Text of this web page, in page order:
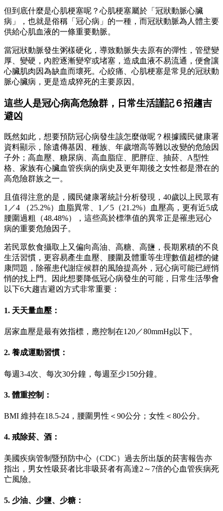
但到底什麼是心肌梗塞呢？心肌梗塞屬於「冠狀動脈心臟
病」，也就是俗稱「冠心病」的一種，而冠狀動脈為人體主要
供給心肌血液的一條重要動脈。
當冠狀動脈發生粥樣硬化，導致動脈失去原有的彈性，管壁變
厚、變硬，內腔逐漸變窄或堵塞，造成血液不易流通，便會讓
心臟肌肉因為缺血而壞死。心絞痛、心肌梗塞是常見的冠狀動
脈心臟病，更是造成猝死的主要原因。
這些人是冠心病高危險群，日常生活謹記６招趨吉
避凶
既然如此，想要預防冠心病發生該怎麼做呢？根據國民健康署
資料顯示，除遺傳基因、種族、年歲增高等難以改變的危險因
子外；高血壓、糖尿病、高血脂症、肥胖症、抽菸、A型性
格、家族有心臟血管疾病的病史及更年期後之女性都是潛在的
高危險群族之一。
且值得注意的是，國民健康署統計分析發現，40歲以上民眾有
1／4 （25.2%）血脂異常、1／5（21.2%）血壓高，更有近5成
腰圍過粗（48.48%），這些高於標準值的異常正是罹患冠心
病的重要危險因子。
若民眾飲食攝取上又偏向高油、高糖、高鹽，長期累積的不良
生活習慣，更容易產生血壓、腰圍及體重等生理數值超標的健
康問題，除罹患代謝症候群的風險提高外，冠心病可能已經悄
悄的找上門。因此想要降低冠心病發生的可能，日常生活學會
以下6大趨吉避凶方式非常重要：
1. 天天量血壓：
居家血壓是最有效指標，應控制在120／80mmHg以下。
2. 養成運動習慣：
每週3-4次、每次30分鐘，每週至少150分鐘。
3. 體重控制：
BMI 維持在18.5-24，腰圍男性＜90公分；女性＜80公分。
4. 戒除菸、酒：
美國疾病管制暨預防中心（CDC）過去所出版的菸害報告亦
指出，男女性吸菸者比非吸菸者有高達2～7倍的心血管疾病死
亡風險。
5. 少油、少鹽、少糖：